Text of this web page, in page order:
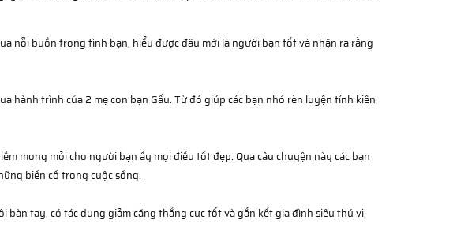
nỗi buồn trong tình bạn, hiểu được đâu mới là người bạn tốt và nhận ra rằng
hành trình của 2 mẹ con bạn Gấu. Từ đó giúp các bạn nhỏ rèn luyện tính kiên
mong mỏi cho người bạn ấy mọi điều tốt đẹp. Qua câu chuyện này các bạn
biến cố trong cuộc sống.
tay, có tác dụng giảm căng thẳng cực tốt và gắn kết gia đình siêu thú vị.